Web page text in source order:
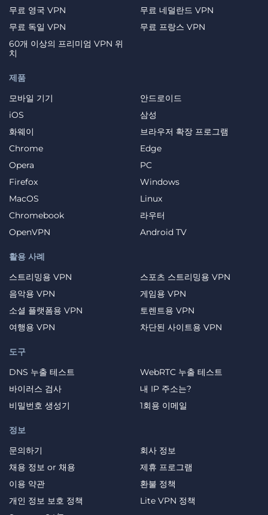
제품
모바일 기기
안드로이드
iOS
삼성
화웨이
브라우저 확장 프로그램
Chrome
Edge
Opera
PC
Firefox
Windows
MacOS
Linux
Chromebook
라우터
OpenVPN
Android TV
활용 사례
스트리밍용 VPN
스포츠 스트리밍용 VPN
음악용 VPN
게임용 VPN
소셜 플랫폼용 VPN
토렌트용 VPN
여행용 VPN
차단된 사이트용 VPN
정보
문의하기
회사 정보
채용 정보 or 채용
제휴 프로그램
이용 약관
환불 정책
개인 정보 보호 정책
Lite VPN 정책
무료 영국 VPN
무료 네덜란드 VPN
무료 독일 VPN
무료 프랑스 VPN
60개 이상의 프리미엄 VPN 위
치
도구
DNS 누출 테스트
WebRTC 누출 테스트
바이러스 검사
내 IP 주소는?
비밀번호 생성기
1회용 이메일